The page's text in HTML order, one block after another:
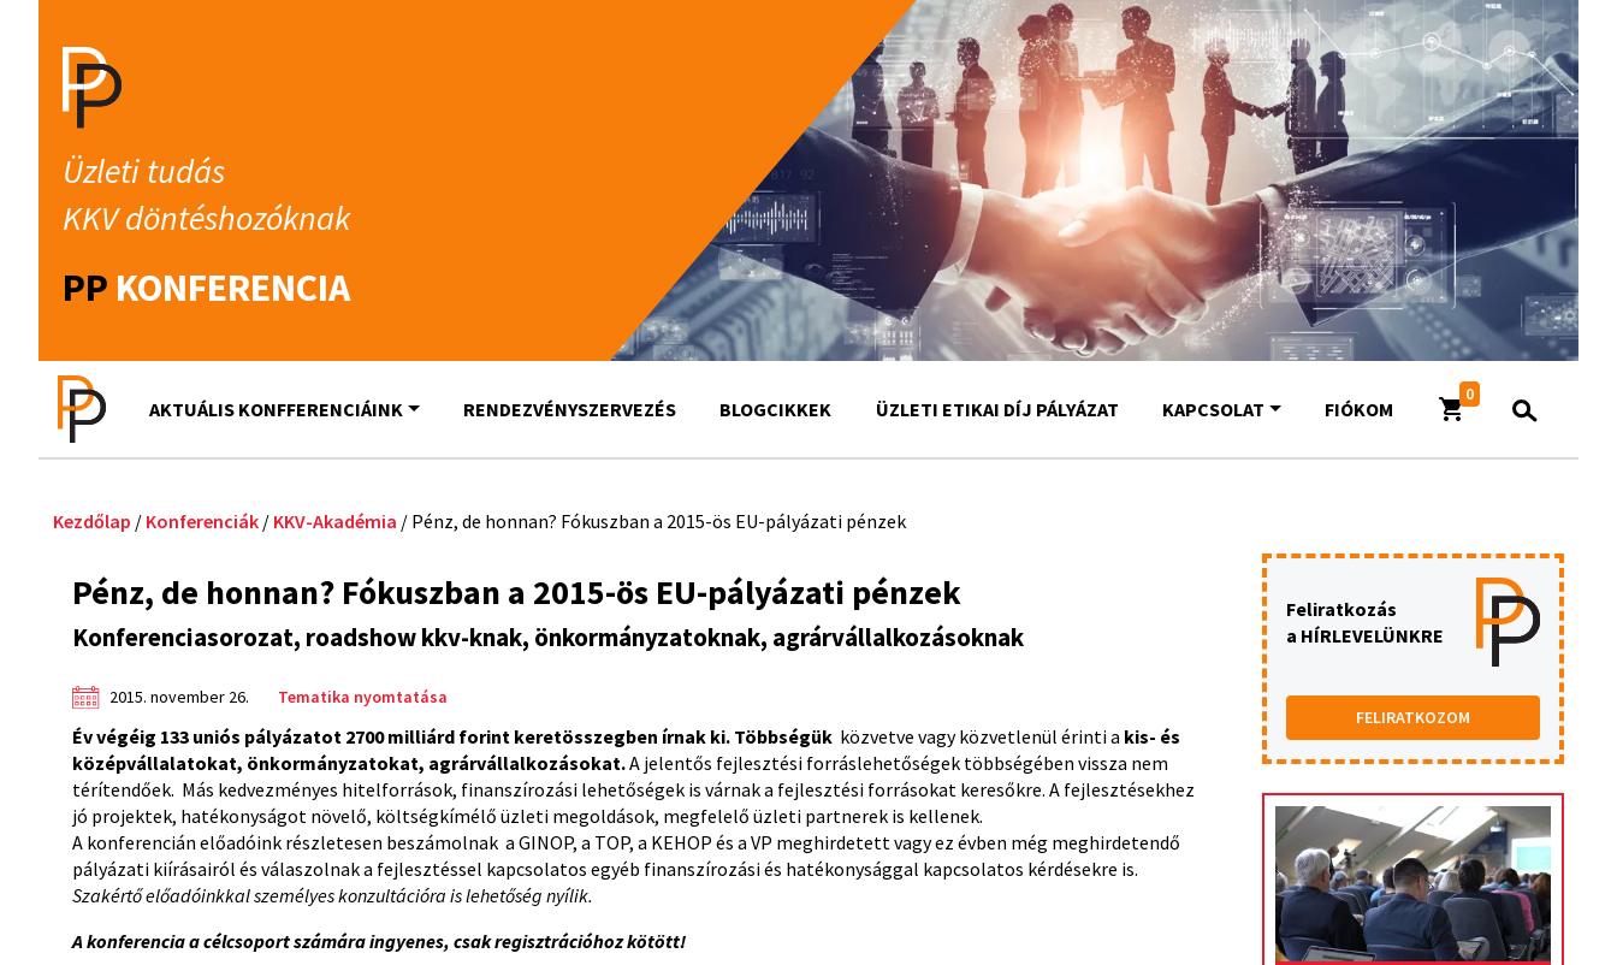
AKTUÁLIS KONFFERENCIÁINK RENDEZVÉNYSZERVEZÉS BLOGCIKKEK ÜZLETI ETIKAI DÍJ PÁLYÁZAT KAPCSOLAT FIÓKOM
0
Üzleti tudás
KKV döntéshozóknak
PP KONFERENCIA
Kezdőlap / Konferenciák / KKV-Akadémia / Pénz, de honnan? Fókuszban a 2015-ös EU-pályázati pénzek
Pénz, de honnan? Fókuszban a 2015-ös EU-pályázati pénzek
Konferenciasorozat, roadshow kkv-knak, önkormányzatoknak, agrárvállalkozásoknak
2015. november 26. Tematika nyomtatása
Év végéig 133 uniós pályázatot 2700 milliárd forint keretösszegben írnak ki. Többségük közvetve vagy közvetlenül érinti a kis- és
középvállalatokat, önkormányzatokat, agrárvállalkozásokat.A jelentős fejlesztési forráslehetőségek többségében vissza nem
térítendőek. Más kedvezményes hitelforrások, finanszírozási lehetőségek is várnak a fejlesztési forrásokat keresőkre. A fejlesztésekhez
jó projektek, hatékonyságot növelő, költségkímélő üzleti megoldások, megfelelő üzleti partnerek is kellenek.
A konferencián előadóink részletesen beszámolnak a GINOP, a TOP, a KEHOP és a VP meghirdetett vagy ez évben még meghirdetendő
pályázati kiírásairól és válaszolnak a fejlesztéssel kapcsolatos egyéb finanszírozási és hatékonysággal kapcsolatos kérdésekre is.
Szakértő előadóinkkal személyes konzultációra is lehetőség nyílik.
A konferencia a célcsoport számára ingyenes, csak regisztrációhoz kötött!
Feliratkozás
a HÍRLEVELÜNKRE
FELIRATKOZOM